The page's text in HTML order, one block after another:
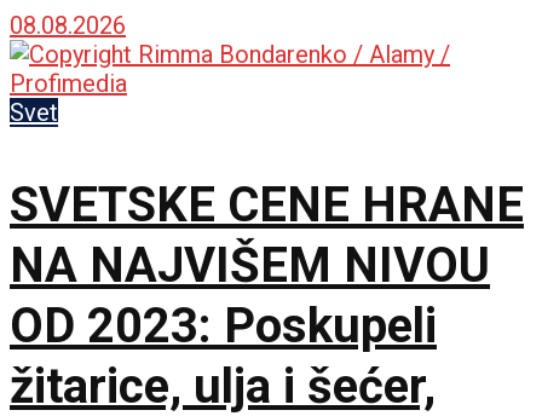
pozadinu pregovora!
08.08.2026
Svet
SVETSKE CENE HRANE
NA NAJVIŠEM NIVOU
OD 2023: Poskupeli
žitarice, ulja i šećer,